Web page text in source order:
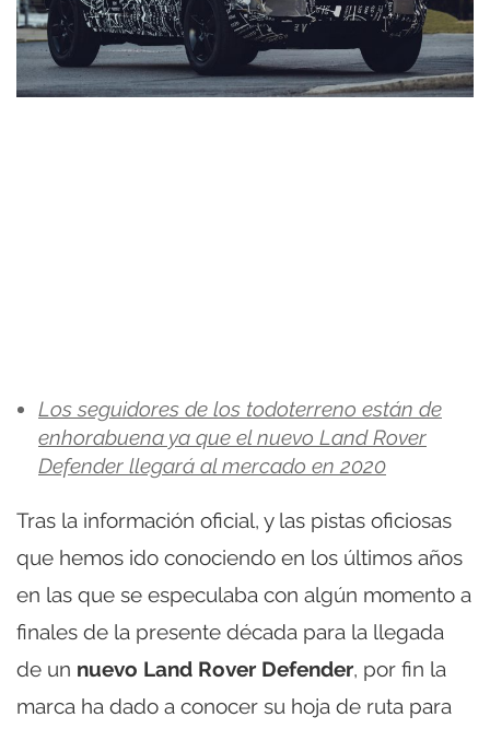
Los seguidores de los todoterreno están de
enhorabuena ya que el nuevo Land Rover
Defender llegará al mercado en 2020
Tras la información oficial, y las pistas oficiosas
que hemos ido conociendo en los últimos años
en las que se especulaba con algún momento a
finales de la presente década para la llegada
de un nuevo Land Rover Defender, por fin la
marca ha dado a conocer su hoja de ruta para